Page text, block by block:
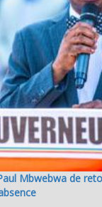
Mbwebwa de